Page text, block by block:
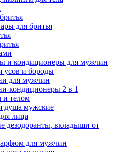
для бритья
и кондиционеры для мужчин
усов и бороды
для мужчин
кондиционеры 2 в 1
и телом
душа мужские
лица
дезодоранты, вкладыши от
для мужчин